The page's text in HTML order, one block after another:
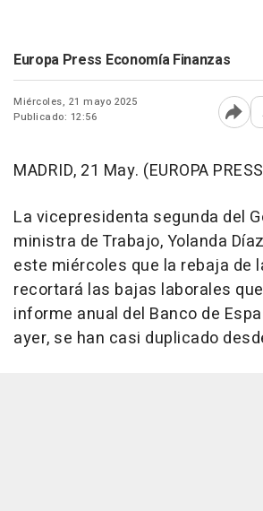
Europa Press Economía Finanzas
Miércoles, 21 mayo 2025
Publicado: 12:56
MADRID, 21 May. (EUROPA
La vicepresidenta segunda del
ministra de Trabajo, Yolanda
este miércoles que la rebaja de
recortará las bajas laborales
informe anual del Banco de
ayer, se han casi duplicado